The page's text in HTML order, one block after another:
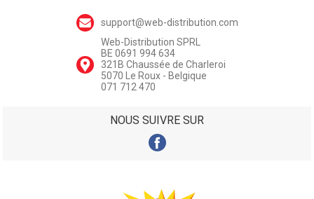
support@web-distribution.com
Web-Distribution SPRL
BE 0691 994 634
321B Chaussée de Charleroi
5070 Le Roux - Belgique
071 712 470
NOUS SUIVRE SUR